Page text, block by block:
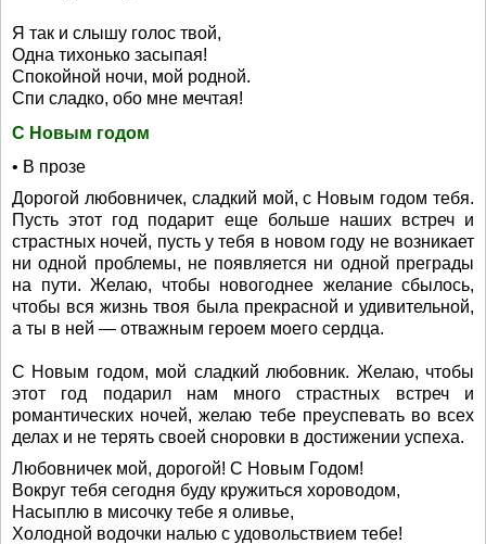
Я так и слышу голос твой,
Одна тихонько засыпая!
Спокойной ночи, мой родной.
Спи сладко, обо мне мечтая!
С Новым годом
• В прозе
Дорогой любовничек, сладкий мой, с Новым годом тебя.
Пусть этот год подарит еще больше наших встреч и
страстных ночей, пусть у тебя в новом году не возникает
ни одной проблемы, не появляется ни одной преграды
на пути. Желаю, чтобы новогоднее желание сбылось,
чтобы вся жизнь твоя была прекрасной и удивительной,
а ты в ней — отважным героем моего сердца.
С Новым годом, мой сладкий любовник. Желаю, чтобы
этот год подарил нам много страстных встреч и
романтических ночей, желаю тебе преуспевать во всех
делах и не терять своей сноровки в достижении успеха.
Любовничек мой, дорогой! С Новым Годом!
Вокруг тебя сегодня буду кружиться хороводом,
Насыплю в мисочку тебе я оливье,
Холодной водочки налью с удовольствием тебе!